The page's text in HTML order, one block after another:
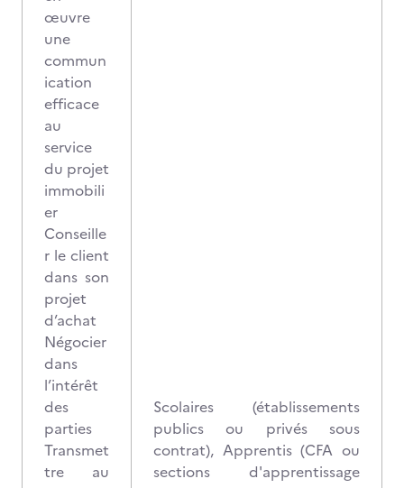
œuvre
une
commun
ication
efficace
au
service
du projet
immobili
er
Conseille
r le client
dans son
projet
d’achat
Négocier
dans
l’intérêt
des
parties
Transmet
tre au
Scolaires (établissements
publics ou privés sous
contrat), Apprentis (CFA ou
sections d'apprentissage